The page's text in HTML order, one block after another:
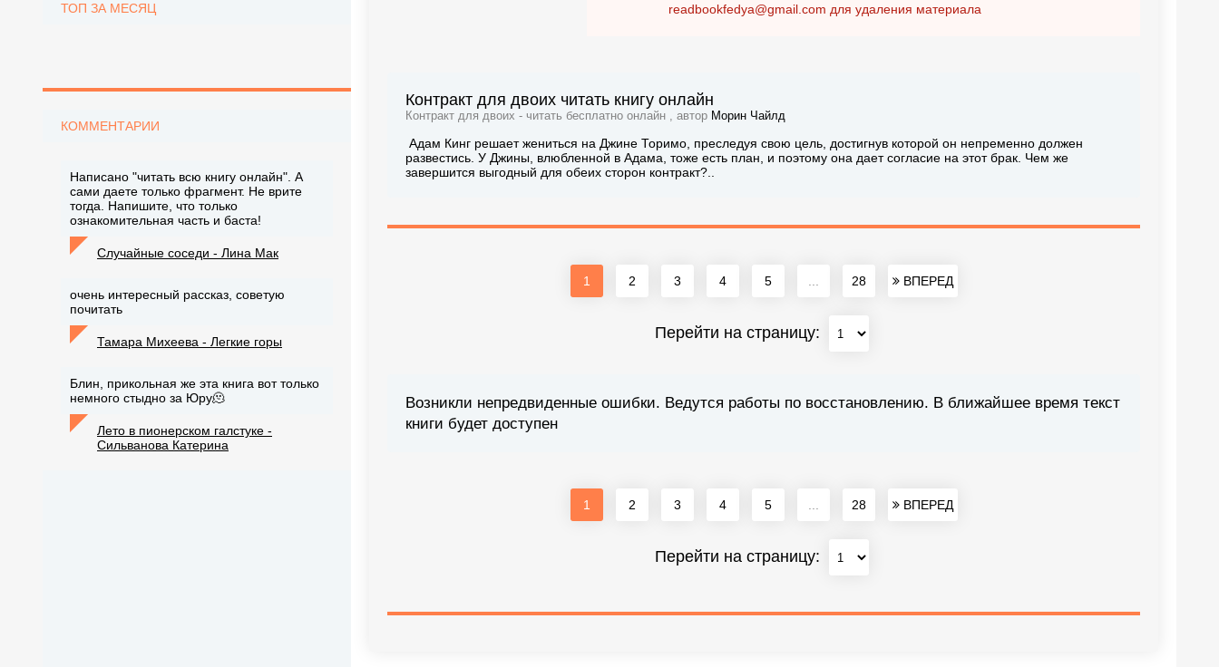
readbookfedya@gmail.com для удаления материала
Контракт для двоих читать книгу онлайн
Контракт для двоих - читать бесплатно онлайн , автор Морин Чайлд
Адам Кинг решает жениться на Джине Торимо, преследуя свою цель, достигнув которой он непременно должен
развестись. У Джины, влюбленной в Адама, тоже есть план, и поэтому она дает согласие на этот брак. Чем же
завершится выгодный для обеих сторон контракт?..
1 2 3 4 5 28 ВПЕРЕД
Перейти на страницу:
Возникли непредвиденные ошибки. Ведутся работы по восстановлению. В ближайшее время текст
книги будет доступен
1 2 3 4 5 28 ВПЕРЕД
Перейти на страницу:
ТОП ЗА МЕСЯЦ
КОММЕНТАРИИ
Написано "читать всю книгу онлайн". А
сами даете только фрагмент. Не врите
тогда. Напишите, что только
ознакомительная часть и баста!
Случайные соседи - Лина Мак
очень интересный рассказ, советую
почитать
Тамара Михеева - Легкие горы
Блин, прикольная же эта книга вот только
немного стыдно за Юру🫠
Лето в пионерском галстуке -
Сильванова Катерина